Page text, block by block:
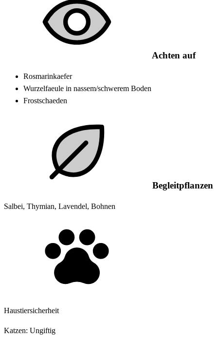
Achten auf
Rosmarinkaefer
Wurzelfaeule in nassem/schwerem Boden
Frostschaeden
Begleitpflanzen
Salbei, Thymian, Lavendel, Bohnen
Haustiersicherheit
Katzen: Ungiftig